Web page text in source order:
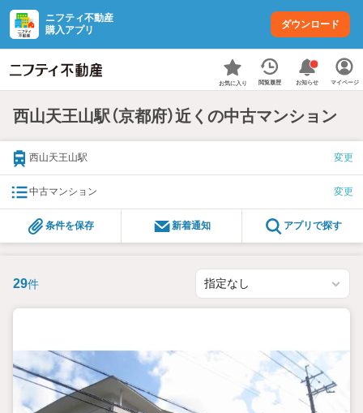
ニフティ不動産
購入アプリ
ダウンロード
お気に入り 閲覧履歴 お知らせ マイページ
西山天王山駅（京都府）近くの中古マンション
西山天王山駅 変更
中古マンション 変更
条件を保存 新着通知 アプリで探す
29件